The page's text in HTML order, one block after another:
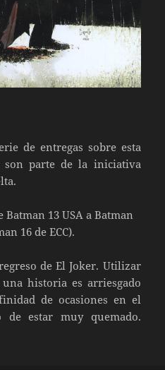
de entregas sobre esta
son parte de la iniciativa
13 USA a Batman
16 de ECC).
de El Joker. Utilizar
historia es arriesgado
de ocasiones en el
estar muy quemado.
Scott Snyder y Greg Capullo